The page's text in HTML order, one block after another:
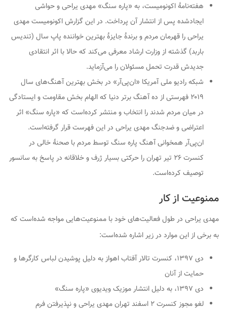
هفته‌نامهٔ اکونومیست، به «پاره سنگ» مهدی یراحی و حواشی
ایجادشده پس از انتشار آن پرداخت. در این گزارش اکونومیست مهدی
یراحی را قهرمان مردم و برندهٔ جایزهٔ بهترین خواننده پاپ سال (تندیس
باربد) گذشته از وزارت ارشاد معرفی می‌کند که حالا با اثر انتقادی
جدیدش قدرت تحمل مسئولان را می‌آزماید.
شبکه رادیو ملی آمریکا «ان‌پی‌آر» در بخش بهترین آهنگ‌های سال
۲۰۱۹ فهرستی از ده آهنگ برتر دنیا که الهام بخش مقاومت و ایستادگی
در میان مردم شدند را انتخاب و منتشر کرده‌است که «پاره سنگ» اثر
اعتراضی و ضدجنگ مهدی یراحی در این فهرست قرار گرفته‌است.
ان‌پی‌آر همخوانی آهنگ پاره سنگ توسط مردم با صحنهٔ خالی در
کنسرت ۲۶ تیر تهران را حرکتی بسیار ژرف و خلاقانه در پاسخ به سانسور
توصیف کرده‌است.
ممنوعیت از کار
مهدی یراحی در طول فعالیت‌های خود با ممنوعیت‌هایی مواجه شده‌است که
به برخی از این موارد در زیر اشاره شده‌است:
دی ۱۳۹۷، کنسرت تالار آفتاب اهواز به دلیل پوشیدن لباس کارگرها و
حمایت از آنان
دی ۱۳۹۷، به دلیل انتشار موزیک ویدیوی «پاره سنگ»
لغو مجوز کنسرت ۲ اسفند تهران مهدی یراحی و نپذیرفتن فرم